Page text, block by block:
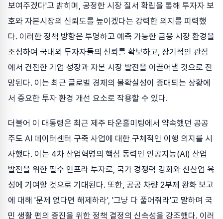
보여주겠다'고 밝히며, 공정한 시장 질서 확립을 통해 투자자 보
호와 자본시장의 신뢰도를 높이겠다는 강력한 의지를 피력했
다. 이러한 정책 방향은 투명하고 예측 가능한 금융 시장 환경을
조성하여 국내외 투자자들의 신뢰를 확보하고, 장기적인 관점
에서 건전한 기업 성장과 자본 시장 발전을 이끌어낼 것으로 전
망된다. 이는 최근 글로벌 경제의 불확실성이 증대되는 상황에
서 중요한 투자 환경 개선 요소로 작용할 수 있다.
더불어 이 대통령은 최근 제주 타운홀미팅에서 약속했던 공공
주도 AI 데이터센터 구축 사업에 대한 구체적인 이행 의지를 시
사했다. 이는 4차 산업혁명의 핵심 동력인 인공지능(AI) 산업
발전을 위한 필수 인프라 투자로, 국가 경쟁력 강화와 신산업 육
성에 기여할 것으로 기대된다. 또한, 공공 차량 2부제 완화 보고
에 대해 '문제 없다면 해제하라', '그냥 다 풀어줘라'고 말하며 국
민 생활 편의 증진을 위한 정책 결정의 신속성을 강조했다. 이러